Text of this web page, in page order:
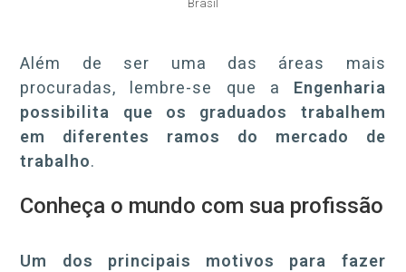
Brasil
Além de ser uma das áreas mais
procuradas, lembre-se que a Engenharia
possibilita que os graduados trabalhem
em diferentes ramos do mercado de
trabalho.
Conheça o mundo com sua profissão
Um dos principais motivos para fazer